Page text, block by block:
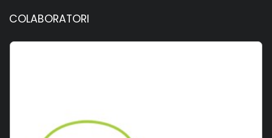
COLABORATORI